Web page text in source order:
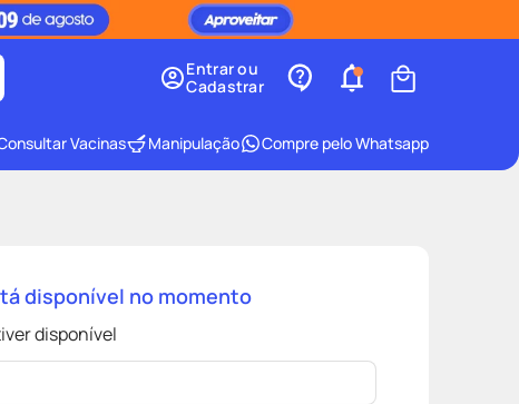
Entrar ou
Cadastrar
Vacinas Manipulação Compre pelo Whatsapp
disponível no momento
disponível